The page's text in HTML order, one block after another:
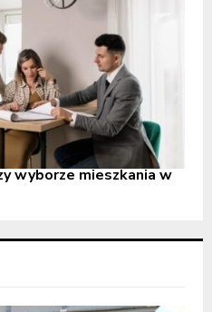
wyborze mieszkania w